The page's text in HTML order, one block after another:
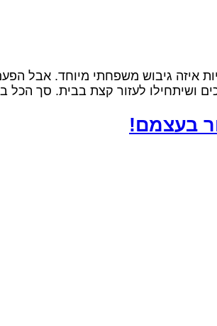
איזה גיבוש משפחתי מיוחד. אבל
בעצמם!